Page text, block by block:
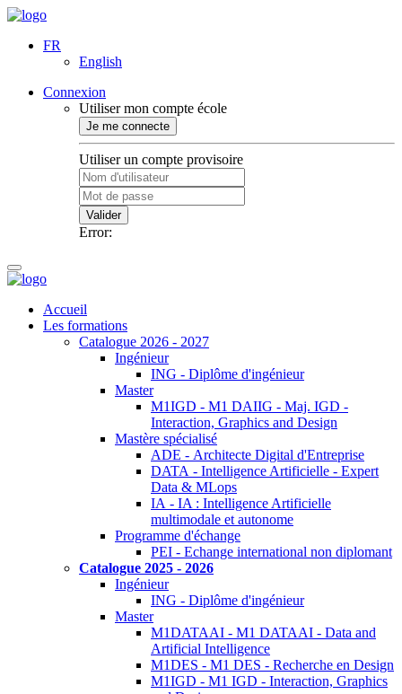
FR
English
Connexion
Utiliser mon compte école
Je me connecte
Utiliser un compte provisoire
Valider
Error:
Accueil
Les formations
Catalogue 2026 - 2027
Ingénieur
ING - Diplôme d'ingénieur
Master
M1IGD - M1 DAIIG - Maj. IGD -
Interaction, Graphics and Design
Mastère spécialisé
ADE - Architecte Digital d'Entreprise
DATA - Intelligence Artificielle - Expert
Data & MLops
IA - IA : Intelligence Artificielle
multimodale et autonome
Programme d'échange
PEI - Echange international non diplomant
Catalogue 2025 - 2026
Ingénieur
ING - Diplôme d'ingénieur
Master
M1DATAAI - M1 DATAAI - Data and
Artificial Intelligence
M1DES - M1 DES - Recherche en Design
M1IGD - M1 IGD - Interaction, Graphics